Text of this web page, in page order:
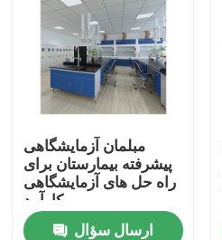
دربارهی ما
اطلاعات تماس
محصولات
مبلمان آزمایشگاهی مدرن
مبلمان آزمایشگاهی
پیشرفته بیمارستان برای
راه حل های آزمایشگاهی
کارآمد
ارسال سؤال